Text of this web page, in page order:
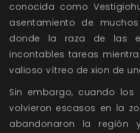
conocida como
asentamiento de
donde la raza de las
incontables tareas
valioso vítreo de xion de
Sin embargo, cuando
volvieron escasos en la
abandonaron la